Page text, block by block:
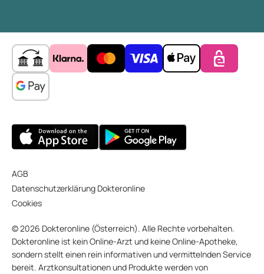
AGB
Datenschutzerklärung Dokteronline
Cookies
© 2026 Dokteronline (Österreich). Alle Rechte vorbehalten.
Dokteronline ist kein Online-Arzt und keine Online-Apotheke,
sondern stellt einen rein informativen und vermittelnden Service
bereit. Arztkonsultationen und Produkte werden von